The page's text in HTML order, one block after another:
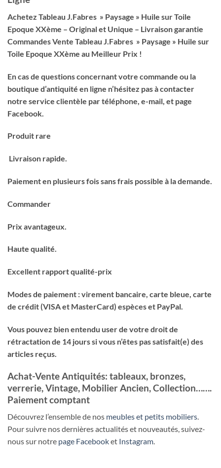
Achetez Tableau J.Fabres » Paysage » Huile sur Toile
Epoque XXème – Original et Unique – Livraison garantie
Commandes Vente Tableau J.Fabres » Paysage » Huile sur
Toile Epoque XXème au Meilleur Prix !
En cas de questions concernant votre commande ou la
boutique d’antiquité en ligne n’hésitez pas à contacter
notre service clientèle par téléphone, e-mail, et page
Facebook.
Produit rare
Livraison rapide.
Paiement en plusieurs fois sans frais possible à la demande.
Commander
Prix avantageux.
Haute qualité.
Excellent rapport qualité-prix
Modes de paiement : virement bancaire, carte bleue, carte
de crédit (VISA et MasterCard) espèces et PayPal.
Vous pouvez bien entendu user de votre droit de
rétractation de 14 jours si vous n’êtes pas satisfait(e) des
articles reçus.
Achat-Vente Antiquités: tableaux, bronzes,
verrerie, Vintage, Mobilier Ancien, Collection…….
Paiement comptant
Découvrez l’ensemble de nos meubles et petits mobiliers.
Pour suivre nos dernières actualités et nouveautés, suivez-
nous sur notre page Facebooket Instagram.